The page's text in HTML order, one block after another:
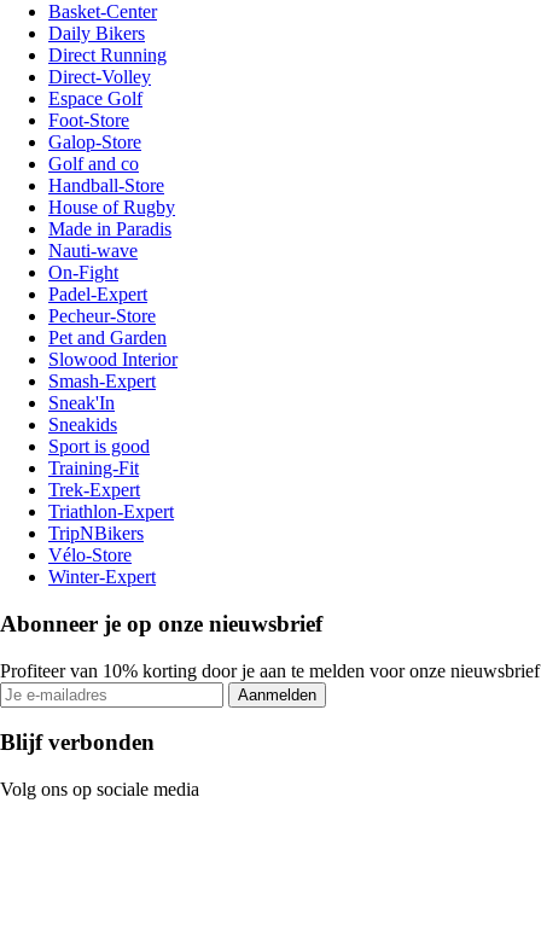
Basket-Center
Daily Bikers
Direct Running
Direct-Volley
Espace Golf
Foot-Store
Galop-Store
Golf and co
Handball-Store
House of Rugby
Made in Paradis
Nauti-wave
On-Fight
Padel-Expert
Pecheur-Store
Pet and Garden
Slowood Interior
Smash-Expert
Sneak'In
Sneakids
Sport is good
Training-Fit
Trek-Expert
Triathlon-Expert
TripNBikers
Vélo-Store
Winter-Expert
Abonneer je op onze nieuwsbrief
Profiteer van 10% korting door je aan te melden voor onze nieuwsbrief
Aanmelden
Blijf verbonden
Volg ons op sociale media